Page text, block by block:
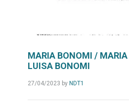
MARIA BONOMI /
LUISA BONOMI
27/04/2023 by NDT1